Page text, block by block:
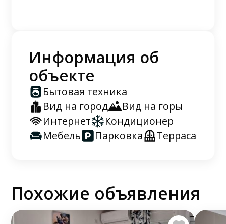
Информация об
объекте
Бытовая техника
Вид на город
Вид на горы
Интернет
Кондиционер
Мебель
Парковка Терраса
Похожие объявления